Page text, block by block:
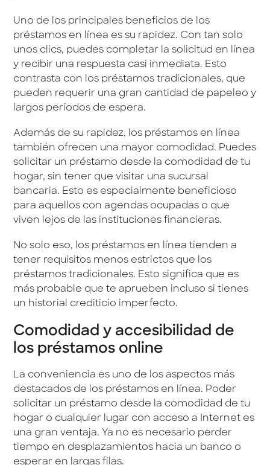
Uno de los principales beneficios de los
préstamos en línea es su rapidez. Con tan solo
unos clics, puedes completar la solicitud en línea
y recibir una respuesta casi inmediata. Esto
contrasta con los préstamos tradicionales, que
pueden requerir una gran cantidad de papeleo y
largos períodos de espera.
Además de su rapidez, los préstamos en línea
también ofrecen una mayor comodidad. Puedes
solicitar un préstamo desde la comodidad de tu
hogar, sin tener que visitar una sucursal
bancaria. Esto es especialmente beneficioso
para aquellos con agendas ocupadas o que
viven lejos de las instituciones financieras.
No solo eso, los préstamos en línea tienden a
tener requisitos menos estrictos que los
préstamos tradicionales. Esto significa que es
más probable que te aprueben incluso si tienes
un historial crediticio imperfecto.
Comodidad y accesibilidad de
los préstamos online
La conveniencia es uno de los aspectos más
destacados de los préstamos en línea. Poder
solicitar un préstamo desde la comodidad de tu
hogar o cualquier lugar con acceso a Internet es
una gran ventaja. Ya no es necesario perder
tiempo en desplazamientos hacia un banco o
esperar en largas filas.